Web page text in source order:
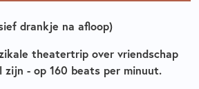
theatertrip over vriendschap
zijn - op 160 beats per minuut.
drankje na afloop)